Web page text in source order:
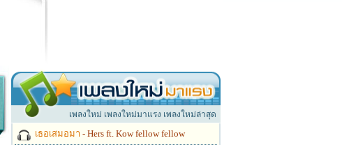
เพลงใหม่ เพลงใหม่มาแรง เพลงใหม่ล่าสุด
เธอเสมอมา - Hers ft. Kow fellow fellow